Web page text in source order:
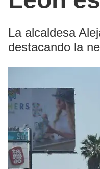
La alcaldesa
destacando la